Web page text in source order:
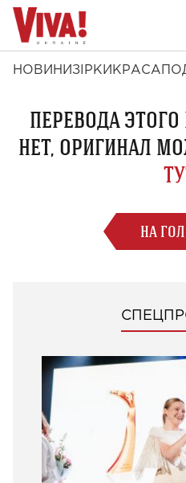
НОВИНИ ЗІРКИ КРАСА
ПЕРЕВОДА
НЕТ, ОРИГИНАЛ
НА